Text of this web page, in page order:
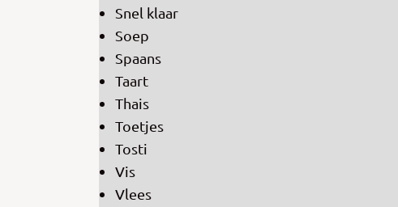
Snel klaar
Soep
Spaans
Taart
Thais
Toetjes
Tosti
Vis
Vlees